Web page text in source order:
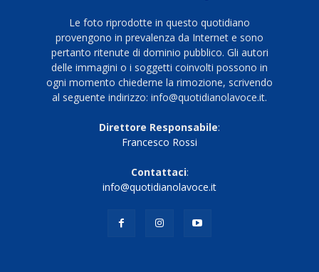
Le foto riprodotte in questo quotidiano
provengono in prevalenza da Internet e sono
pertanto ritenute di dominio pubblico. Gli autori
delle immagini o i soggetti coinvolti possono in
ogni momento chiederne la rimozione, scrivendo
al seguente indirizzo: info@quotidianolavoce.it.
Direttore Responsabile:
Francesco Rossi
Contattaci:
info@quotidianolavoce.it